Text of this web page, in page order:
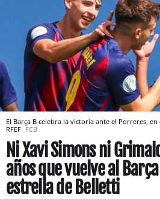
El Barça B celebra la victoria ante el Porreres,
RFEF FCB
Ni Xavi Simons ni
años que vuelve al
estrella de Belletti